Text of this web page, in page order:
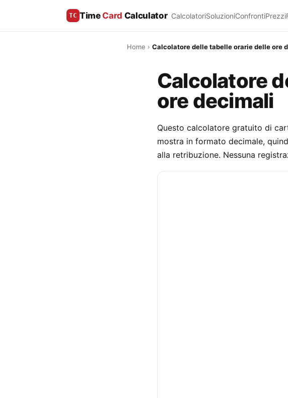
TC Time Card Calculator CalcolatoriSoluzioniConfrontiPrezzi
Home › Calcolatore delle tabelle orarie delle ore
Calcolatore
ore decimali
Questo calcolatore gratuito di
mostra in formato decimale,
alla retribuzione. Nessuna